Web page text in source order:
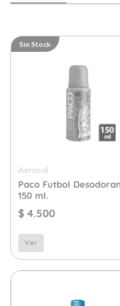
Sin Stock
Aerosol
Paco Futbol
150 ml.
$ 4.500
Ver